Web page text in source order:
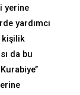
yerine
yardımcı
kişilik
da bu